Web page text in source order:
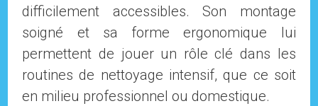
difficilement accessibles. Son montage
soigné et sa forme ergonomique lui
permettent de jouer un rôle clé dans les
routines de nettoyage intensif, que ce soit
en milieu professionnel ou domestique.